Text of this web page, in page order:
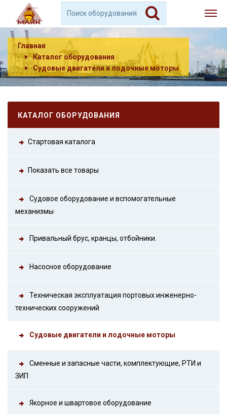
Главная
Каталог оборудования
Судовые двигатели и лодочные моторы
КАТАЛОГ ОБОРУДОВАНИЯ
Стартовая каталога
Показать все товары
Судовое оборудование и вспомогательные
механизмы
Привальный брус, кранцы, отбойники.
Насосное оборудование
Техническая эксплуатация портовых инженерно-
технических сооружений
Судовые двигатели и лодочные моторы
Сменные и запасные части, комплектующие, РТИ и
ЗИП
Якорное и швартовое оборудование